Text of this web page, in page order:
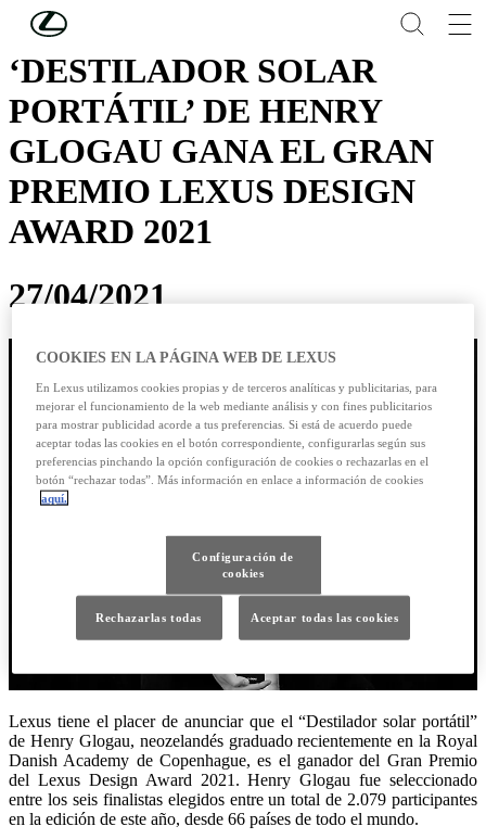
Skip to Main Content
‘DESTILADOR SOLAR
PORTÁTIL’ DE HENRY
GLOGAU GANA EL GRAN
PREMIO LEXUS DESIGN
AWARD 2021
27/04/2021
Lexus tiene el placer de anunciar que el “Destilador solar portátil”
de Henry Glogau, neozelandés graduado recientemente en la Royal
Danish Academy de Copenhague, es el ganador del Gran Premio
del Lexus Design Award 2021. Henry Glogau fue seleccionado
entre los seis finalistas elegidos entre un total de 2.079 participantes
en la edición de este año, desde 66 países de todo el mundo.
COOKIES EN LA PÁGINA WEB DE LEXUS
En Lexus utilizamos cookies propias y de terceros analíticas y publicitarias, para
mejorar el funcionamiento de la web mediante análisis y con fines publicitarios
para mostrar publicidad acorde a tus preferencias. Si está de acuerdo puede
aceptar todas las cookies en el botón correspondiente, configurarlas según sus
preferencias pinchando la opción configuración de cookies o rechazarlas en el
botón “rechazar todas”. Más información en enlace a información de cookies
aquí.
Configuración de
cookies
Rechazarlas todas Aceptar todas las cookies